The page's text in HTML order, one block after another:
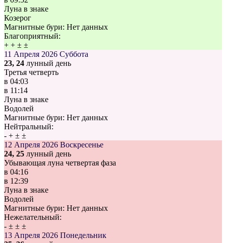
Луна в знаке
Козерог
Магнитные бури: Нет данных
Благоприятный:
+ + ± ±
11 Апреля 2026 Суббота
23, 24 лунный день
Третья четверть
в 04:03
в 11:14
Луна в знаке
Водолей
Магнитные бури: Нет данных
Нейтральный:
- + ± ±
12 Апреля 2026 Воскресенье
24, 25 лунный день
Убывающая луна четвертая фаза
в 04:16
в 12:39
Луна в знаке
Водолей
Магнитные бури: Нет данных
Нежелательный:
- ± ± ±
13 Апреля 2026 Понедельник